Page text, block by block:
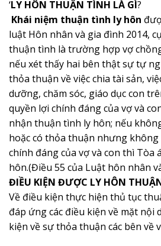
‘LY HÔN THUẬN TÌNH LÀ GÌ?
Khái niệm thuận tình ly hôn
luật Hôn nhân và gia đình 2014,
thuận tình là trường hợp vợ
nếu xét thấy hai bên thật sự tự
thỏa thuận về việc chia tài sản,
dưỡng, chăm sóc, giáo dục con
quyền lợi chính đáng của vợ và
nhận thuận tình ly hôn; nếu
hoặc có thỏa thuận nhưng không
chính đáng của vợ và con thì Tòa
hôn.(Điều 55 của Luật hôn nhân
ĐIỀU KIỆN ĐƯỢC LY HÔN
Về điều kiện thực hiện thủ tục
đáp ứng các điều kiện về mặt nội
kiện về sự thỏa thuận các bên về